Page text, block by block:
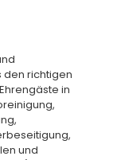
den richtigen
in
und